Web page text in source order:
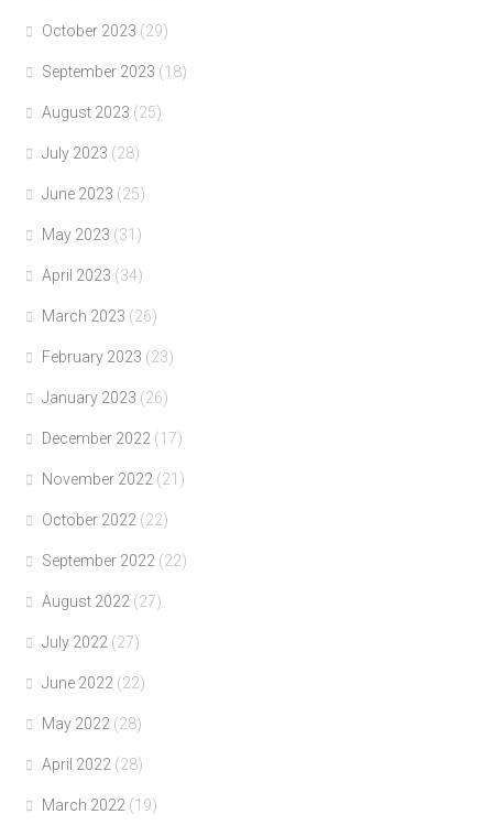
October 2023 (29)
September 2023 (18)
August 2023 (25)
July 2023 (28)
June 2023 (25)
May 2023 (31)
April 2023 (34)
March 2023 (26)
February 2023 (23)
January 2023 (26)
December 2022 (17)
November 2022 (21)
October 2022 (22)
September 2022 (22)
August 2022 (27)
July 2022 (27)
June 2022 (22)
May 2022 (28)
April 2022 (28)
March 2022 (19)